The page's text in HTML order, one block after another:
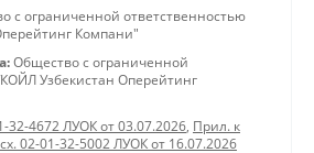
с ограниченной ответственностью
Компани"
Общество с ограниченной
Узбекистан Оперейтинг
32-4672 ЛУОК от 03.07.2026, Прил. к
02-01-32-5002 ЛУОК от 16.07.2026